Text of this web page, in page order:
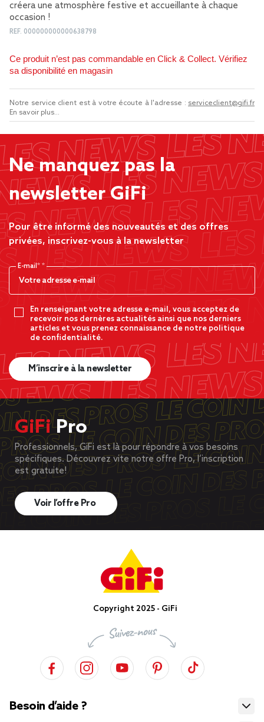
créera une atmosphère festive et accueillante à chaque
occasion !
REF. 000000000000638798
Ce produit n’est pas commandable en Click & Collect. Vérifiez
sa disponibilité en magasin
Notre service client est à votre écoute à l'adresse : serviceclient@gifi.fr
En savoir plus...
Ne manquez pas la
newsletter GiFi
Pour être informé des nouveautés et des offres
privées, inscrivez-vous à la newsletter
E-mail*
En renseignant votre adresse e-mail, vous acceptez de
recevoir nos dernères actualités ainsi que nos derniers
articles et vous prenez connaissance de notre politique
de confidentialité.
M’inscrire à la newsletter
GiFiPro
Professionnels, GiFi est là pour répondre à vos besoins
spécifiques. Découvrez vite notre offre Pro, l’inscription
est gratuite!
Voir l’offre Pro
Copyright 2025 - GiFi
Besoin d’aide ?